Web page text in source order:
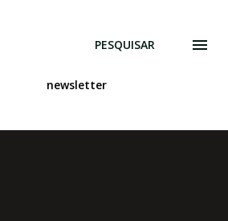
PESQUISAR
newsletter